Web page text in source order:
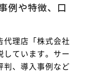
例や特徴、口
代理店「株式会社
しています。サー
判、導入事例など